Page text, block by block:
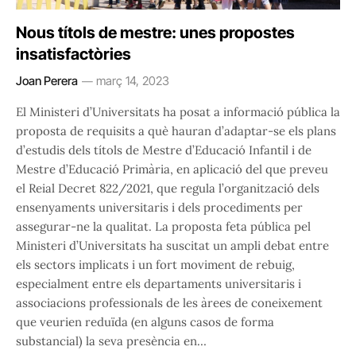
Nous títols de mestre: unes propostes
insatisfactòries
Joan Perera març 14, 2023
El Ministeri d’Universitats ha posat a informació pública la
proposta de requisits a què hauran d’adaptar-se els plans
d’estudis dels títols de Mestre d’Educació Infantil i de
Mestre d’Educació Primària, en aplicació del que preveu
el Reial Decret 822/2021, que regula l’organització dels
ensenyaments universitaris i dels procediments per
assegurar-ne la qualitat. La proposta feta pública pel
Ministeri d’Universitats ha suscitat un ampli debat entre
els sectors implicats i un fort moviment de rebuig,
especialment entre els departaments universitaris i
associacions professionals de les àrees de coneixement
que veurien reduïda (en alguns casos de forma
substancial) la seva presència en…